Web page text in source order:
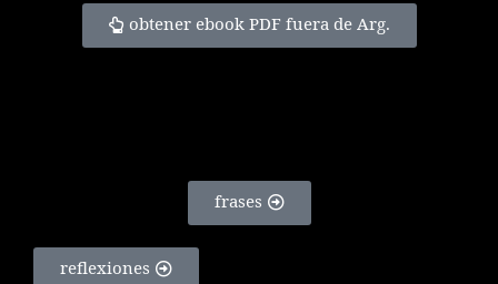
obtener ebook PDF fuera de Arg.
frases
reflexiones